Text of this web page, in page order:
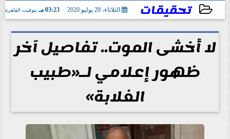
تحقيقات الثلاثاء، 28 يوليو 2020 03:23 مـ بتوقيت القاهرة
2020-07-28 15:23:15
لا أخشى الموت.. تفاصيل آخر
ظهور إعلامي لـ«طبيب
الغلابة»